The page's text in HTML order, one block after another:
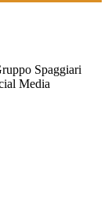
Spaggiari
Media